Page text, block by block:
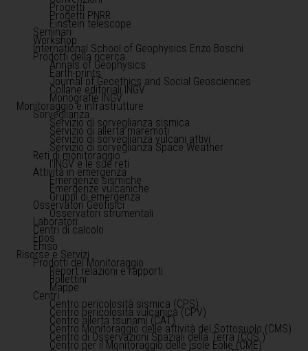
Progetti
Progetti PNRR
Einstein telescope
Seminari
Workshop
International School of Geophysics Enzo Boschi
Prodotti della ricerca
Annals of Geophysics
Earth-prints
Journal of Geoethics and Social Geosciences
Collane editoriali INGV
Monografie INGV
Monitoraggio e infrastrutture
Sorveglianza
Servizio di sorveglianza sismica
Servizio di allerta maremoti
Servizio di sorveglianza vulcani attivi
Servizio di sorveglianza Space Weather
Reti di monitoraggio
l'INGV e le sue reti
Attività in emergenza
Emergenze sismiche
Emergenze vulcaniche
Gruppi di emergenza
Osservatori Geofisici
Osservatori strumentali
Laboratori
Centri di calcolo
Epos
Emso
Risorse e Servizi
Prodotti del Monitoraggio
Report relazioni e rapporti
Bollettini
Mappe
Centri
Centro pericolosità sismica (CPS)
Centro pericolosità vulcanica (CPV)
Centro allerta tsunami (CAT)
Centro Monitoraggio delle attività del Sottosuolo (CMS)
Centro di Osservazioni Spaziali della Terra (COS )
Centro per il Monitoraggio delle Isole Eolie (CME)